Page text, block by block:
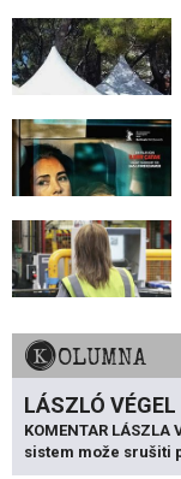
KOLUMNA
LÁSZLÓ VÉGEL
KOMENTAR
sistem može srušiti